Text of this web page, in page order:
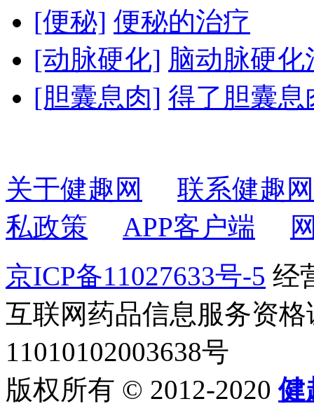
[便秘] 便秘的治疗
[动脉硬化] 脑动脉硬
[胆囊息肉] 得了胆囊息
关于健趣网
联系健趣网
私政策
APP客户端
京ICP备11027633号-5 经
互联网药品信息服务资
11010102003638号
版权所有 © 2012-2020健